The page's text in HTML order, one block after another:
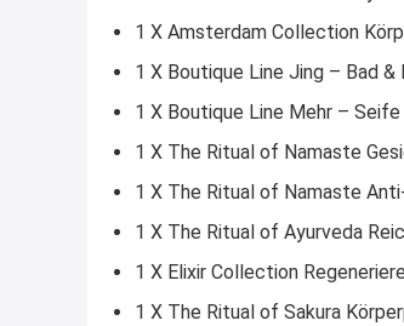
1 X Amsterdam Collection
1 X Boutique Line Jing – Bad
1 X Boutique Line Mehr –
1 X The Ritual of Namaste
1 X The Ritual of Namaste
1 X The Ritual of Ayurveda
1 X Elixir Collection
1 X The Ritual of Sakura